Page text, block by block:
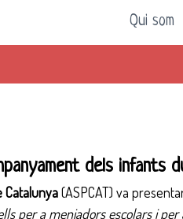
Qui som
dels infants
Catalunya(ASPCAT) va
per a menjadors escolars i per